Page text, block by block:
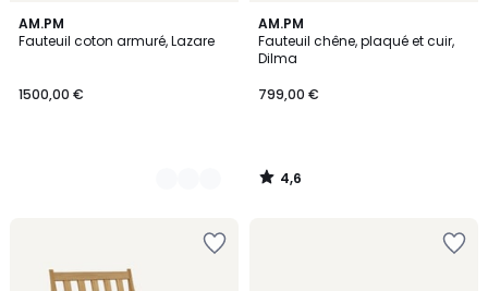
AM.PM
Fauteuil coton armuré, Lazare
1500,00 €
3
Couleurs
AM.PM
Fauteuil chêne, plaqué et cuir,
Dilma
799,00 €
4,6
/ 5
4,6
/